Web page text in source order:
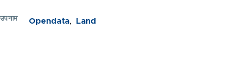
उपनाम Opendata Land